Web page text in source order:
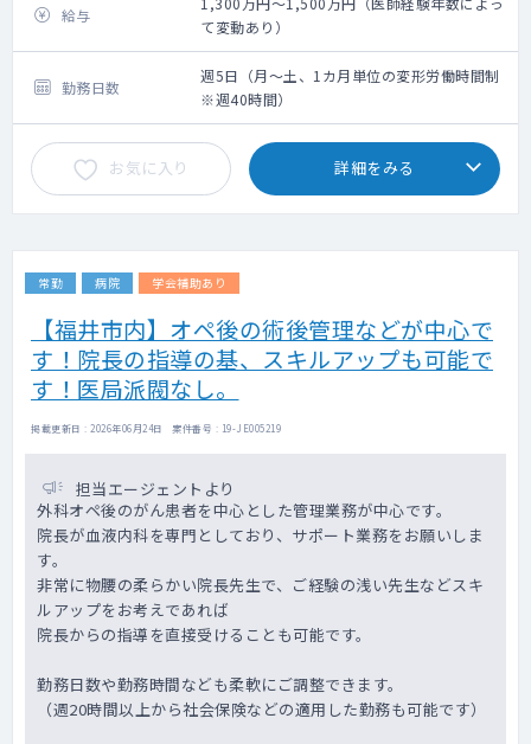
給与
て変動あり）
勤務日数
週5日（月～土、1カ月単位の変形労働時間制
※週40時間）
お気に入り 詳細をみる
常勤 病院 学会補助あり
【福井市内】オペ後の術後管理などが中心で
す！院長の指導の基、スキルアップも可能で
す！医局派閥なし。
掲載更新日 : 2026年06月24日 案件番号 : 19-JE005219
担当エージェントより
外科オペ後のがん患者を中心とした管理業務が中心です。
院長が血液内科を専門としており、サポート業務をお願いしま
す。
非常に物腰の柔らかい院長先生で、ご経験の浅い先生などスキ
ルアップをお考えであれば
院長からの指導を直接受けることも可能です。
勤務日数や勤務時間なども柔軟にご調整できます。
（週20時間以上から社会保険などの適用した勤務も可能です）